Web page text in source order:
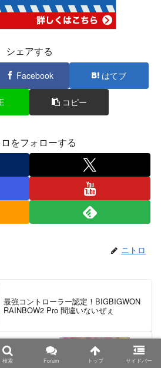
シェアする
Facebook はてブ
コピー
をフォローする
ニトロ
最強コントローラー認定！BIGBIGWON
RAINBOW2 Pro 間違いないぜぇ
ろ販売開始み
検索 Forum トップ サイドバー